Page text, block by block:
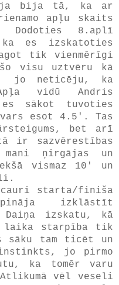
bija tā, ka ar
apļu skaits
Dodoties 8.aplī
es izskatoties
tik vienmērīgi
visu uztvēru kā
jo neticēju, ka
vidū Andris
sākot tuvoties
esot 4.5'. Tas
bet arī
ir sazvērestības
ņirgājas un
vismaz 10' un
starta/finiša
izklāstīt
izskatu, kā
starpība tik
sāku tam ticēt un
instinkts, jo pirmo
ka tomēr varu
vēl veseli